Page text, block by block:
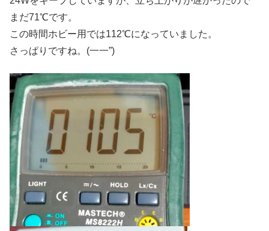
まだ71℃です。
この時間ホビー用では112℃になっていました。
さっぱりですね。(一一”)